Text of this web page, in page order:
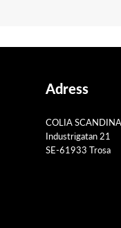
Adress
COLIA
Industrigatan 21
SE-61933 Trosa